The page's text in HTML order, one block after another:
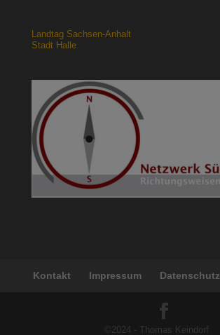
Landtag Sachsen-Anhalt
Stadt Halle
Kontakt Impressum
©2024 - Thomas Keindorf